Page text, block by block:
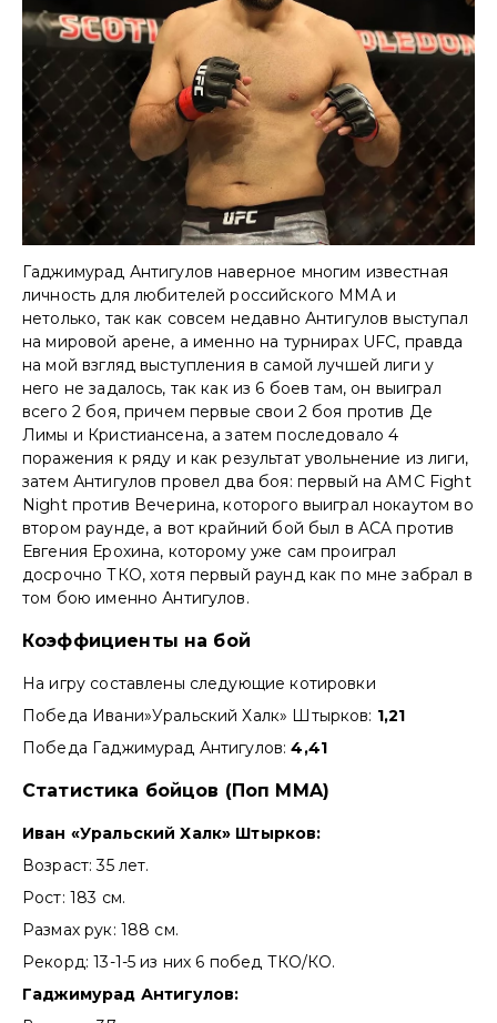
Гаджимурад Антигулов наверное многим известная
личность для любителей российского MMA и
нетолько, так как совсем недавно Антигулов выступал
на мировой арене, а именно на турнирах UFC, правда
на мой взгляд выступления в самой лучшей лиги у
него не задалось, так как из 6 боев там, он выиграл
всего 2 боя, причем первые свои 2 боя против Де
Лимы и Кристиансена, а затем последовало 4
поражения к ряду и как результат увольнение из лиги,
затем Антигулов провел два боя: первый на AMC Fight
Night против Вечерина, которого выиграл нокаутом во
втором раунде, а вот крайний бой был в ACA против
Евгения Ерохина, которому уже сам проиграл
досрочно ТКО, хотя первый раунд как по мне забрал в
том бою именно Антигулов.
Коэффициенты на бой
На игру составлены следующие котировки
Победа Ивани»Уральский Халк» Штырков: 1,21
Победа Гаджимурад Антигулов:4,41
Статистика бойцов (Поп MMA)
Иван «Уральский Халк» Штырков:
Возраст: 35 лет.
Рост: 183 см.
Размах рук: 188 см.
Рекорд: 13-1-5 из них 6 побед ТКО/КО.
Гаджимурад Антигулов: